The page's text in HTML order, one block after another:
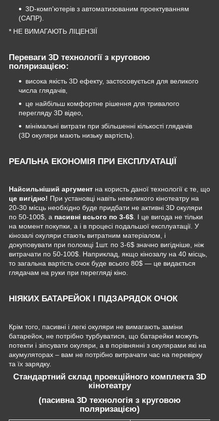
3D-комп'ютерів з автоматизованим проектуванням
(САПР).
* НЕ ВИМАГАЮТЬ ЛІЦЕНЗІЇ
Переваги 3D технології з круговою
поляризацією:
висока якість 3D ефекту, застосовується для великого
числа глядачів,
це найбільш комфортне рішення для тривалого
перегляду 3D відео,
мінімальні витрати при збільшенні кількості глядачів
(3D окуляри мають низьку вартість).
РЕАЛЬНА ЕКОНОМІЯ ПРИ ЕКСПЛУАТАЦІЇ
Найсильніший аргумент на користь даної технології є те, що
це вигідно! При установці навіть невеликого кінотеатру на
20-30 місць необхідно буде придбати не активні 3D окуляри
по 50-100$, а пасивні всього по 3-6$. І це вигода не тільки
на момент покупки, а і в процесі подальшої експлуатації. У
кінозалі окуляри стають витратним матеріалом, і
докуповувати при поломці 1шт. по 3-6$ значно вигідніше, ніж
витрачати по 50-100$. Наприклад, якщо кінозалу на 40 місць,
то загальна вартість очок буде всього 80$ ― це видається
глядачам на руки при перегляді кіно.
НІЯКИХ БАТАРЕЙОК І ПІДЗАРЯДОК ОЧОК
Крім того, пасивні і легкі окуляри не вимагають заміни
батарейок, не потрібно турбуватися, що батарейки можуть
потекти і зіпсувати окуляри, а в порівнянні з окулярами які на
акумуляторах – вам не потрібно витрачати час на перевірку
та їх зарядку.
Стандартний склад проекційного комплекта 3D
кінотеатру
(пасивна 3D технологія з круговою
поляризацією)